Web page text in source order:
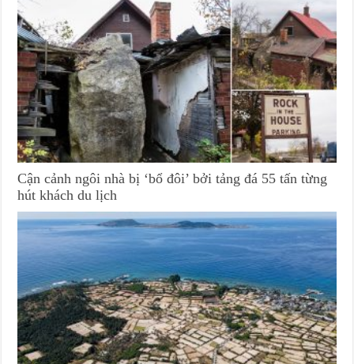
Cận cảnh ngôi nhà bị ‘bổ đôi’ bởi tảng đá 55 tấn từng
hút khách du lịch